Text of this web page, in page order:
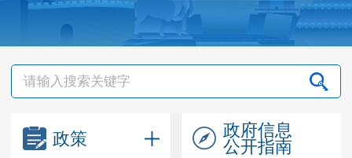
政策
政府信息
公开指南